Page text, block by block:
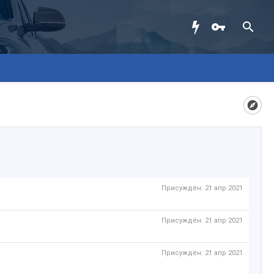
Присуждён: 21 апр 2021
Присуждён: 21 апр 2021
Присуждён: 21 апр 2021